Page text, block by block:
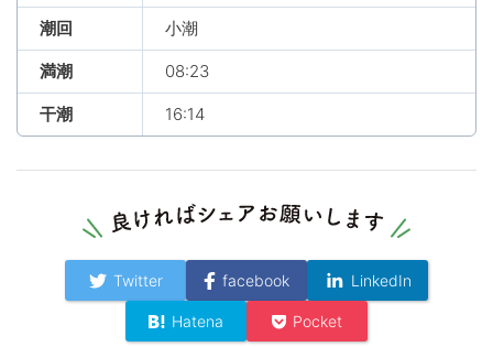
潮回 小潮
満潮 08:23
干潮 16:14
Twitter facebook LinkedIn
Hatena Pocket